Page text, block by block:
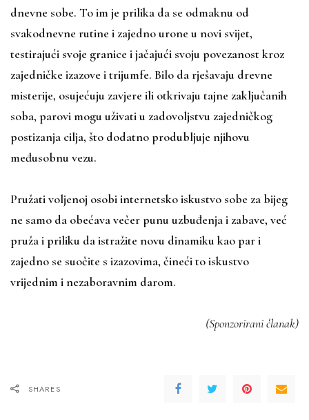
dnevne sobe. To im je prilika da se odmaknu od
svakodnevne rutine i zajedno urone u novi svijet,
testirajući svoje granice i jačajući svoju povezanost kroz
zajedničke izazove i trijumfe. Bilo da rješavaju drevne
misterije, osujećuju zavjere ili otkrivaju tajne zaključanih
soba, parovi mogu uživati ​​u zadovoljstvu zajedničkog
postizanja cilja, što dodatno produbljuje njihovu
međusobnu vezu.
Pružati voljenoj osobi internetsko iskustvo sobe za bijeg
ne samo da obećava večer punu uzbuđenja i zabave, već
pruža i priliku da istražite novu dinamiku kao par i
zajedno se suočite s izazovima, čineći to iskustvo
vrijednim i nezaboravnim darom.
(Sponzorirani članak)
SHARES